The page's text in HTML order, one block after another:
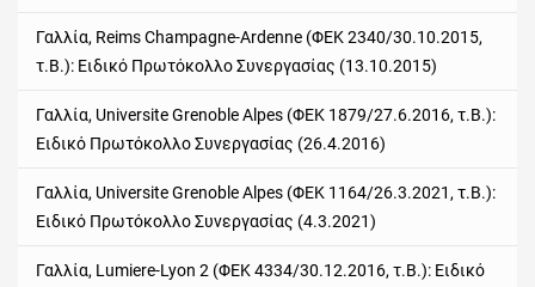
Γαλλία, Reims Champagne-Ardenne (ΦΕΚ 2340/30.10.2015,
τ.Β.): Ειδικό Πρωτόκολλο Συνεργασίας (13.10.2015)
Γαλλία, Universite Grenoble Alpes (ΦΕΚ 1879/27.6.2016, τ.Β.):
Ειδικό Πρωτόκολλο Συνεργασίας (26.4.2016)
Γαλλία, Universite Grenoble Alpes (ΦΕΚ 1164/26.3.2021, τ.Β.):
Ειδικό Πρωτόκολλο Συνεργασίας (4.3.2021)
Γαλλία, Lumiere-Lyon 2 (ΦΕΚ 4334/30.12.2016, τ.Β.): Ειδικό